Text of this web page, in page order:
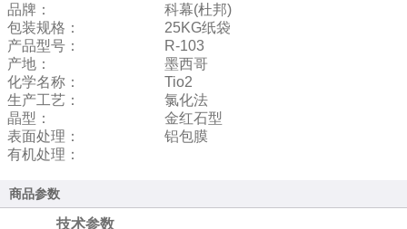
品牌：
科幕(杜邦)
包装规格：
25KG纸袋
产品型号：
R-103
产地：
墨西哥
化学名称：
Tio2
生产工艺：
氯化法
晶型：
金红石型
表面处理：
铝包膜
有机处理：
商品参数
技术参数